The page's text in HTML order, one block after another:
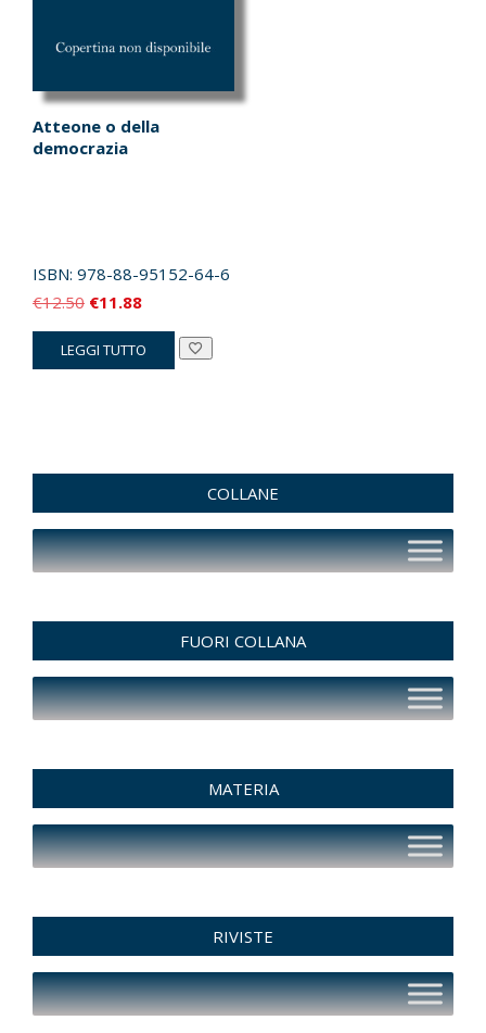
Atteone o della
democrazia
ISBN: 978-88-95152-64-6
€12.50 Il
prezzo
originale
€11.88Il
prezzo
attuale
LEGGI TUTTO
COLLANE
FUORI COLLANA
MATERIA
RIVISTE